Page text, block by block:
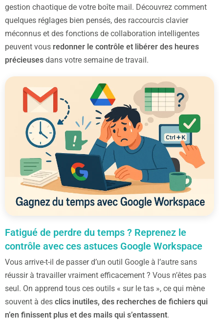
gestion chaotique de votre boîte mail. Découvrez comment
quelques réglages bien pensés, des raccourcis clavier
méconnus et des fonctions de collaboration intelligentes
peuvent vous redonner le contrôle et libérer des heures
précieuses dans votre semaine de travail.
Fatigué de perdre du temps ? Reprenez le
contrôle avec ces astuces Google Workspace
Vous arrive-t-il de passer d’un outil Google à l’autre sans
réussir à travailler vraiment efficacement ? Vous n’êtes pas
seul. On apprend tous ces outils « sur le tas », ce qui mène
souvent à des clics inutiles, des recherches de fichiers qui
n’en finissent plus et des mails qui s’entassent.